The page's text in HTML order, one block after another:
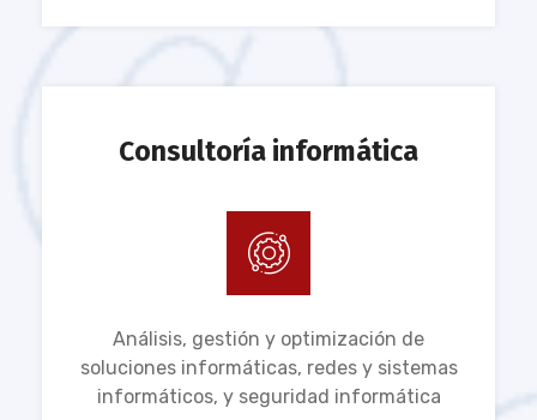
Consultoría informática
Análisis, gestión y optimización de
soluciones informáticas, redes y sistemas
informáticos, y seguridad informática